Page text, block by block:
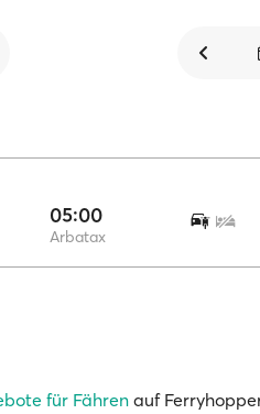
05:00
Arbatax
für Fähren auf